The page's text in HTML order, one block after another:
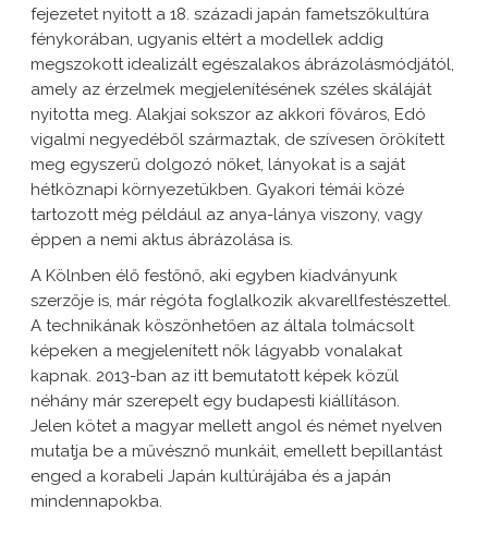
fejezetet nyitott a 18. századi japán fametszőkultúra
fénykorában, ugyanis eltért a modellek addig
megszokott idealizált egészalakos ábrázolásmódjától,
amely az érzelmek megjelenítésének széles skáláját
nyitotta meg. Alakjai sokszor az akkori főváros, Edó
vigalmi negyedéből származtak, de szívesen örökített
meg egyszerű dolgozó nőket, lányokat is a saját
hétköznapi környezetükben. Gyakori témái közé
tartozott még például az anya-lánya viszony, vagy
éppen a nemi aktus ábrázolása is.
A Kölnben élő festőnő, aki egyben kiadványunk
szerzője is, már régóta foglalkozik akvarellfestészettel.
A technikának köszönhetően az általa tolmácsolt
képeken a megjelenített nők lágyabb vonalakat
kapnak. 2013-ban az itt bemutatott képek közül
néhány már szerepelt egy budapesti kiállításon.
Jelen kötet a magyar mellett angol és német nyelven
mutatja be a művésznő munkáit, emellett bepillantást
enged a korabeli Japán kultúrájába és a japán
mindennapokba.